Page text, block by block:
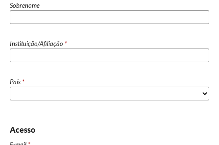
Sobrenome
Instituição/Afiliação *
País *
Acesso